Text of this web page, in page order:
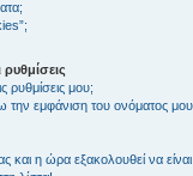
μου;
εμφάνιση του ονόματος
και η ώρα εξακολουθεί να